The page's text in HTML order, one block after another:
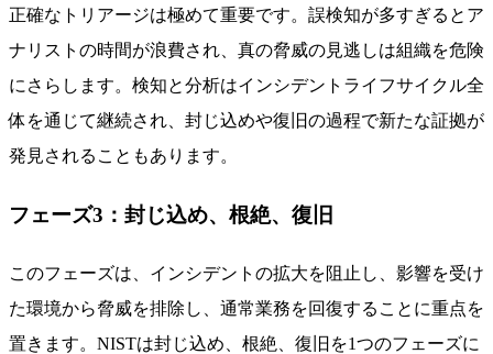
正確なトリアージは極めて重要です。誤検知が多すぎるとア
ナリストの時間が浪費され、真の脅威の見逃しは組織を危険
にさらします。検知と分析はインシデントライフサイクル全
体を通じて継続され、封じ込めや復旧の過程で新たな証拠が
発見されることもあります。
フェーズ3：封じ込め、根絶、復旧
このフェーズは、インシデントの拡大を阻止し、影響を受け
た環境から脅威を排除し、通常業務を回復することに重点を
置きます。NISTは封じ込め、根絶、復旧を1つのフェーズに